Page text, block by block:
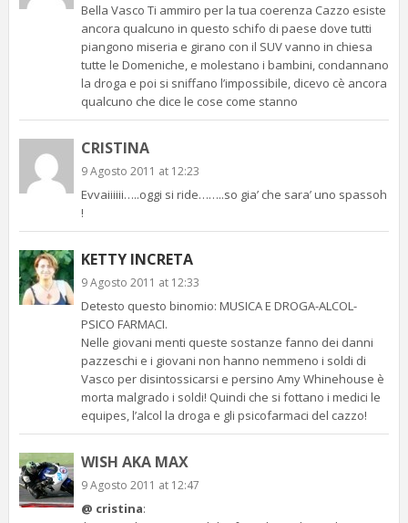
Bella Vasco Ti ammiro per la tua coerenza Cazzo esiste
ancora qualcuno in questo schifo di paese dove tutti
piangono miseria e girano con il SUV vanno in chiesa
tutte le Domeniche, e molestano i bambini, condannano
la droga e poi si sniffano l’impossibile, dicevo cè ancora
qualcuno che dice le cose come stanno
CRISTINA
9 Agosto 2011 at 12:23
Evvaiiiiii…..oggi si ride……..so gia’ che sara’ uno spassoh
!
KETTY INCRETA
9 Agosto 2011 at 12:33
Detesto questo binomio: MUSICA E DROGA-ALCOL-
PSICO FARMACI.
Nelle giovani menti queste sostanze fanno dei danni
pazzeschi e i giovani non hanno nemmeno i soldi di
Vasco per disintossicarsi e persino Amy Whinehouse è
morta malgrado i soldi! Quindi che si fottano i medici le
equipes, l’alcol la droga e gli psicofarmaci del cazzo!
WISH AKA MAX
9 Agosto 2011 at 12:47
@ cristina: